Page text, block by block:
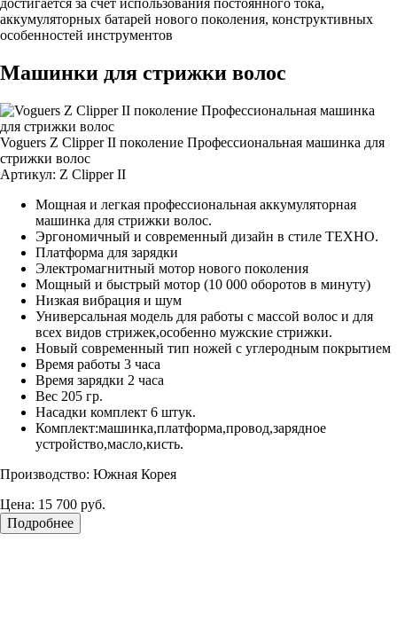
аккумуляторных батарей нового поколения, конструктивных
особенностей инструментов
Машинки для стрижки волос
Voguers Z Clipper II поколение Профессиональная машинка для
стрижки волос
Артикул: Z Clipper II
Мощная и легкая профессиональная аккумуляторная
машинка для стрижки волос.
Эргономичный и современный дизайн в стиле ТЕХНО.
Платформа для зарядки
Электромагнитный мотор нового поколения
Мощный и быстрый мотор (10 000 оборотов в минуту)
Низкая вибрация и шум
Универсальная модель для работы с массой волос и для
всех видов стрижек,особенно мужские стрижки.
Новый современный тип ножей с углеродным покрытием
Время работы 3 часа
Время зарядки 2 часа
Вес 205 гр.
Насадки комплект 6 штук.
Комплект:машинка,платформа,провод,зарядное
устройство,масло,кисть.
Производство: Южная Корея
Цена: 15 700 руб.
Подробнее